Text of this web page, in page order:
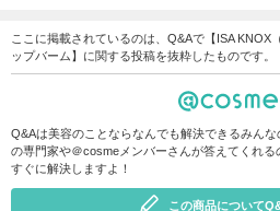
ここに掲載されているのは、Q&Aで【ISA KNOX
ップバーム】に関する投稿を抜粋したものです。
Q&Aは美容のことならなんでも解決できるみん
の専門家や＠cosmeメンバーさんが答えてくれ
すぐに解決しますよ！
この商品について